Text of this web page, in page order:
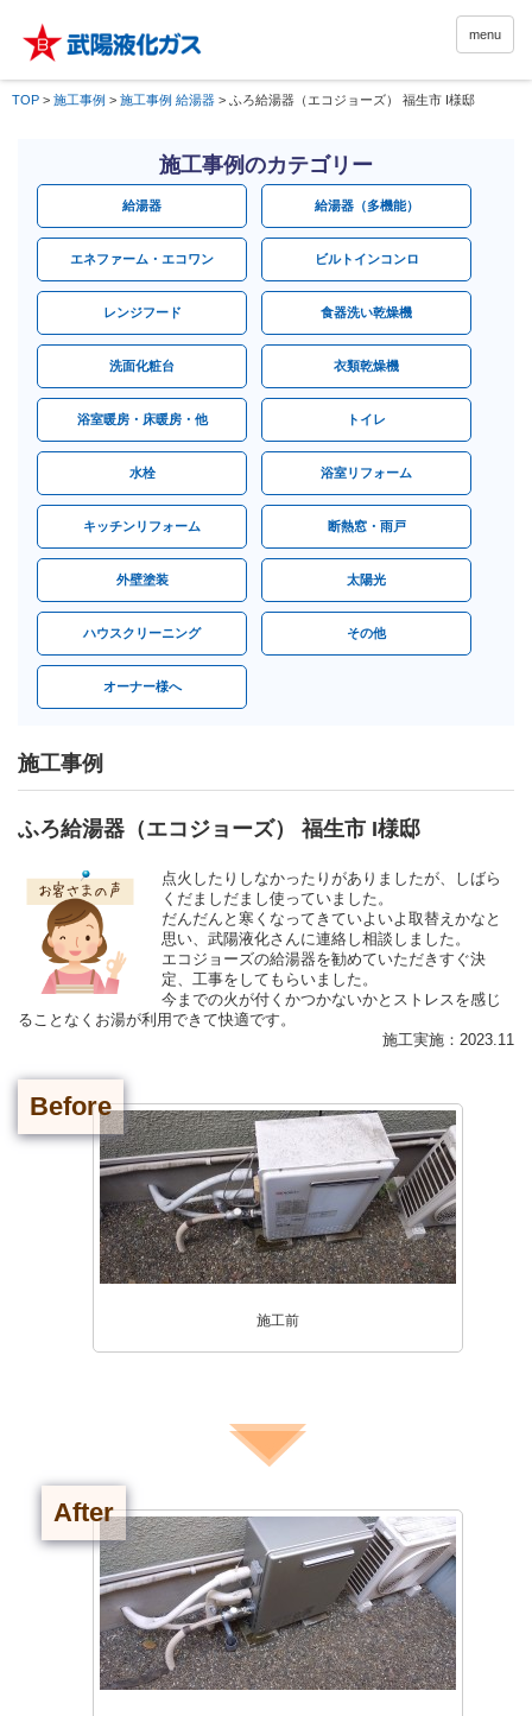
menu
TOP > 施工事例 > 施工事例 給湯器 > ふろ給湯器（エコジョーズ） 福生市 I様邸
施工事例のカテゴリー
給湯器 給湯器（多機能）
エネファーム・エコワン ビルトインコンロ
レンジフード 食器洗い乾燥機
洗面化粧台 衣類乾燥機
浴室暖房・床暖房・他 トイレ
水栓 浴室リフォーム
キッチンリフォーム 断熱窓・雨戸
外壁塗装 太陽光
ハウスクリーニング その他
オーナー様へ
施工事例
ふろ給湯器（エコジョーズ） 福生市 I様邸
点火したりしなかったりがありましたが、しばら
くだましだまし使っていました。
だんだんと寒くなってきていよいよ取替えかなと
思い、武陽液化さんに連絡し相談しました。
エコジョーズの給湯器を勧めていただきすぐ決
定、工事をしてもらいました。
今までの火が付くかつかないかとストレスを感じ
ることなくお湯が利用できて快適です。
施工実施：2023.11
Before
施工前
After